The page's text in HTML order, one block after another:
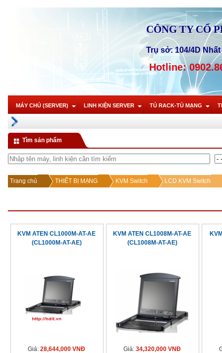
CÔNG TY CỔ
Trụ sở: 104/4D
Hotline:
MÁY CHỦ (SERVER) LINH KIỆN SERVER TỦ RACK-TỦ MẠNG
Tìm sản phẩm
Trang chủ THIẾT BỊ MẠNG KVM Switch LCD KVM Switch
KVM ATEN CL1000M-AT-AE
(CL1000M-AT-AE)
Giá:28,644,000 VNĐ
KVM ATEN CL1008M-AT-AE
(CL1008M-AT-AE)
Giá:34,320,000 VNĐ